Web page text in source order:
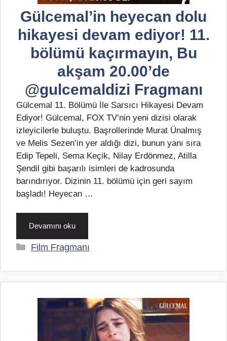
Gülcemal’in heyecan dolu
hikayesi devam ediyor! 11.
bölümü kaçırmayın, Bu
akşam 20.00’de
@gulcemaldizi Fragmanı
Gülcemal 11. Bölümü İle Sarsıcı Hikayesi Devam
Ediyor! Gülcemal, FOX TV’nin yeni dizisi olarak
izleyicilerle buluştu. Başrollerinde Murat Ünalmış
ve Melis Sezen’in yer aldığı dizi, bunun yanı sıra
Edip Tepeli, Sema Keçik, Nilay Erdönmez, Atilla
Şendil gibi başarılı isimleri de kadrosunda
barındırıyor. Dizinin 11. bölümü için geri sayım
başladı! Heyecan …
Devamını oku
Kategoriler
Film Fragmanı